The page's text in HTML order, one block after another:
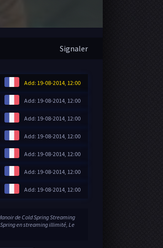
Signaler
Add: 19-08-2014, 12:00
Add: 19-08-2014, 12:00
Add: 19-08-2014, 12:00
Add: 19-08-2014, 12:00
Add: 19-08-2014, 12:00
Add: 19-08-2014, 12:00
Add: 19-08-2014, 12:00
de Cold Spring Streaming
Spring en streaming illimité, Le